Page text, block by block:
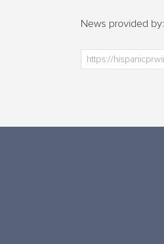
News provided by: